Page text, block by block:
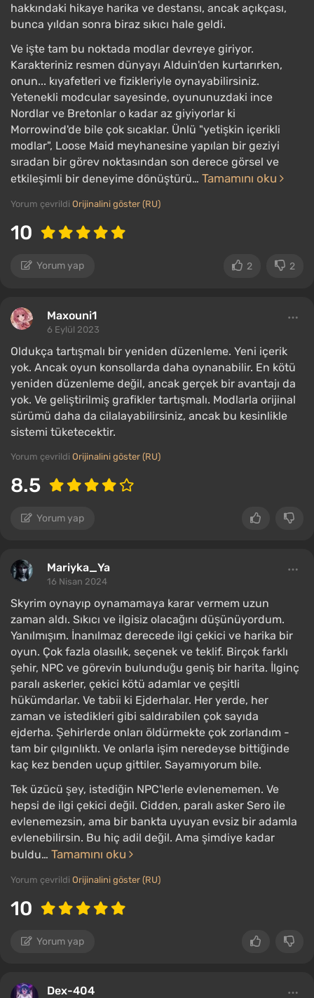
hakkındaki hikaye harika ve destansı, ancak açıkçası,
bunca yıldan sonra biraz sıkıcı hale geldi.
Ve işte tam bu noktada modlar devreye giriyor.
Karakteriniz resmen dünyayı Alduin'den kurtarırken,
onun... kıyafetleri ve fizikleriyle oynayabilirsiniz.
Yetenekli modcular sayesinde, oyununuzdaki ince
Nordlar ve Bretonlar o kadar az giyiyorlar ki
Morrowind'de bile çok sıcaklar. Ünlü "yetişkin içerikli
modlar", Loose Maid meyhanesine yapılan bir geziyi
sıradan bir görev noktasından son derece görsel ve
etkileşimli bir deneyime dönüştürü… Tamamını oku
Yorum çevrildi Orijinalini göster (RU)
10
Yorum yap 2 2
Maxouni1
6 Eylül 2023
Oldukça tartışmalı bir yeniden düzenleme. Yeni içerik
yok. Ancak oyun konsollarda daha oynanabilir. En kötü
yeniden düzenleme değil, ancak gerçek bir avantajı da
yok. Ve geliştirilmiş grafikler tartışmalı. Modlarla orijinal
sürümü daha da cilalayabilirsiniz, ancak bu kesinlikle
sistemi tüketecektir.
Yorum çevrildi Orijinalini göster (RU)
8.5
Yorum yap
Mariyka_Ya
16 Nisan 2024
Skyrim oynayıp oynamamaya karar vermem uzun
zaman aldı. Sıkıcı ve ilgisiz olacağını düşünüyordum.
Yanılmışım. İnanılmaz derecede ilgi çekici ve harika bir
oyun. Çok fazla olasılık, seçenek ve teklif. Birçok farklı
şehir, NPC ve görevin bulunduğu geniş bir harita. İlginç
paralı askerler, çekici kötü adamlar ve çeşitli
hükümdarlar. Ve tabii ki Ejderhalar. Her yerde, her
zaman ve istedikleri gibi saldırabilen çok sayıda
ejderha. Şehirlerde onları öldürmekte çok zorlandım -
tam bir çılgınlıktı. Ve onlarla işim neredeyse bittiğinde
kaç kez benden uçup gittiler. Sayamıyorum bile.
Tek üzücü şey, istediğin NPC'lerle evlenememen. Ve
hepsi de ilgi çekici değil. Cidden, paralı asker Sero ile
evlenemezsin, ama bir bankta uyuyan evsiz bir adamla
evlenebilirsin. Bu hiç adil değil. Ama şimdiye kadar
buldu… Tamamını oku
Yorum çevrildi Orijinalini göster (RU)
10
Yorum yap
Dex-404